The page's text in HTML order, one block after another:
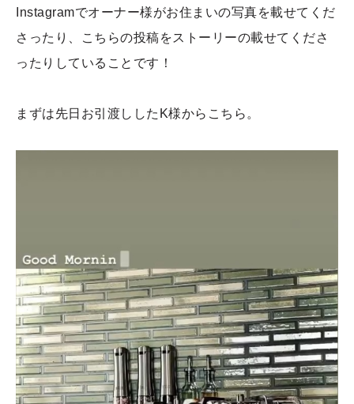
Instagramでオーナー様がお住まいの写真を載せてくだ
さったり、こちらの投稿をストーリーの載せてくださ
ったりしていることです！
まずは先日お引渡ししたK様からこちら。